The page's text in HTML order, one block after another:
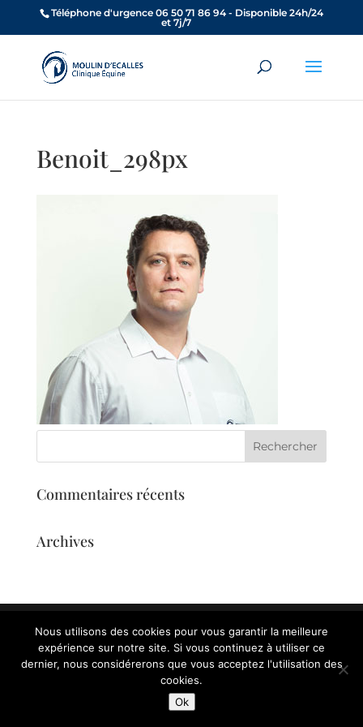
Téléphone d'urgence 06 50 71 86 94 - Disponible 24h/24
et 7j/7
Benoit_298px
Commentaires récents
Archives
Nous utilisons des cookies pour vous garantir la meilleure
expérience sur notre site. Si vous continuez à utiliser ce
dernier, nous considérerons que vous acceptez l'utilisation des
cookies.
Ok